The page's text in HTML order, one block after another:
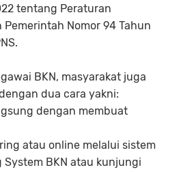
tentang Peraturan
Pemerintah Nomor 94 Tahun
BKN, masyarakat juga
dua cara yakni:
dengan membuat
atau online melalui sistem
BKN atau kunjungi